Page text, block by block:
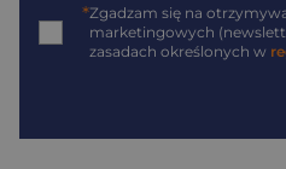
*Zgadzam się na
marketingowych
zasadach określonych w